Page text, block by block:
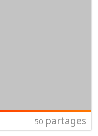
50 partages